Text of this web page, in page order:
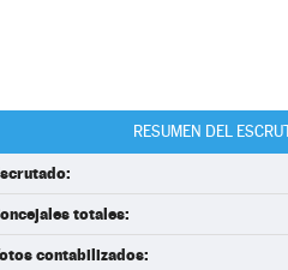
RESUMEN DEL
totales:
contabilizados: